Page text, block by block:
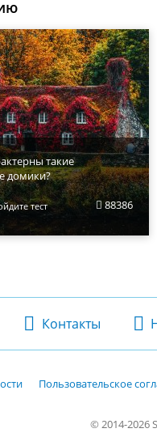
такие
домики?
88386
тест
Контакты
Пользовательское
© 2014-2026